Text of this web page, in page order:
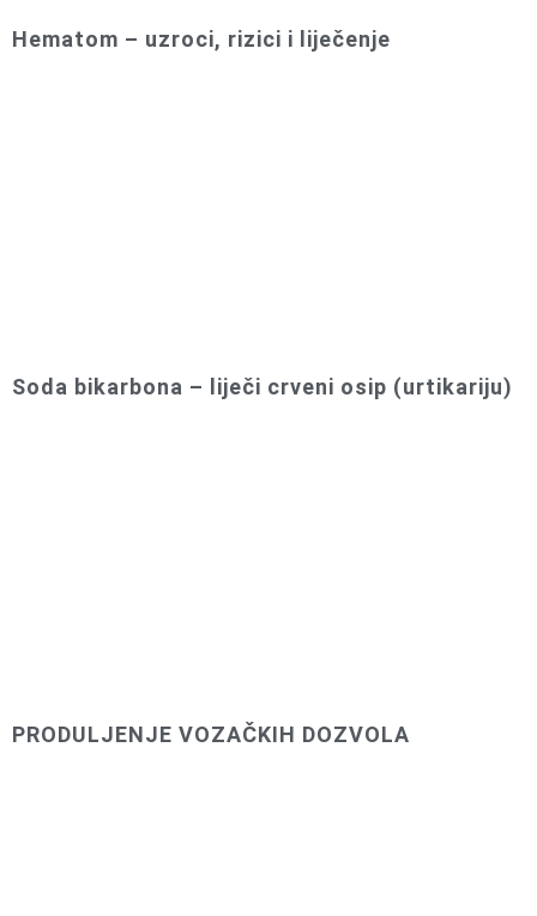
Hematom – uzroci, rizici i liječenje
Soda bikarbona – liječi crveni osip (urtikariju)
PRODULJENJE VOZAČKIH DOZVOLA